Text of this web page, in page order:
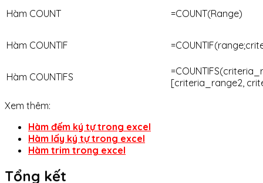
Hàm COUNT
=COUNT(Range)
Hàm COUNTIF
Hàm COUNTIFS
[criteria_range2,
Xem thêm:
Hàm đếm ký tự trong excel
Hàm lấy ký tự trong excel
Hàm trim trong excel
Tổng kết